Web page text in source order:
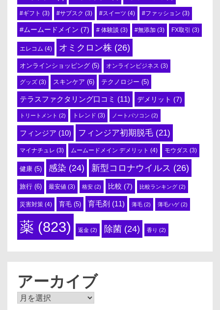
#ギフト (3) #サブスク (3) #スイーツ (4) #ファッション (3)
#ムームードメイン (7) # 体験談 (3) #無添加 (3) FX取引 (3)
エレコム (4) オミクロン株 (26)
オンラインショッピング (5) オンラインビジネス (3)
グッズ (3) スキンケア (6) テクノロジー (5)
テラスファクタリング口コミ (11) デメリット (7)
トリートメント (2) トレンド (3) ノートパソコン (2)
フィンジア (10) フィンジア初期脱毛 (21)
マイナチュレ (3) ムームードメイン デメリット (4) モウダス (3)
健康 (5) 感染 (24) 新型コロナウイルス (26)
旅行 (6) 最安値 (3) 格安 (2) 比較 (7) 比較ランキング (2)
災害対策 (4) 育毛 (5) 育毛剤 (11) 薄毛 (2) 薄毛ハゲ(2)
薬 (823) 返金 (2) 除菌 (24) 香り (2)
アーカイブ
ア